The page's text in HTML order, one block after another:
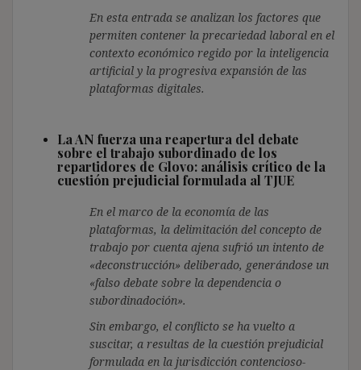
En esta entrada se analizan los factores que
permiten contener la precariedad laboral en el
contexto económico regido por la inteligencia
artificial y la progresiva expansión de las
plataformas digitales.
La AN fuerza una reapertura del debate
sobre el trabajo subordinado de los
repartidores de Glovo: análisis crítico de la
cuestión prejudicial formulada al TJUE
En el marco de la economía de las
plataformas, la delimitación del concepto de
trabajo por cuenta ajena sufrió un intento de
«deconstrucción» deliberado, generándose un
«falso debate sobre la dependencia o
subordinadoción».
Sin embargo, el conflicto se ha vuelto a
suscitar, a resultas de la cuestión prejudicial
formulada en la jurisdicción contencioso-